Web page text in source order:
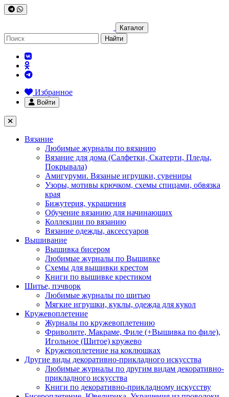
Каталог
Найти
Избранное
Войти
Вязание
Любимые журналы по вязанию
Вязание для дома (Салфетки, Скатерти, Пледы,
Покрывала)
Амигуруми. Вязаные игрушки, сувениры
Узоры, мотивы крючком, схемы спицами, обвязка
края
Бижутерия, украшения
Обучение вязанию для начинающих
Коллекции по вязанию
Вязание одежды, аксессуаров
Вышивание
Вышивка бисером
Любимые журналы по Вышивке
Схемы для вышивки крестом
Книги по вышивке крестиком
Шитье, пэчворк
Любимые журналы по шитью
Мягкие игрушки, куклы, одежда для кукол
Кружевоплетение
Журналы по кружевоплетению
Фриволите, Макраме, Филе (+Вышивка по филе),
Игольное (Шитое) кружево
Кружевоплетение на коклюшках
Другие виды декоративно-прикладного искусства
Любимые журналы по другим видам декоративно-
прикладного искусства
Книги по декоративно-прикладному искусству